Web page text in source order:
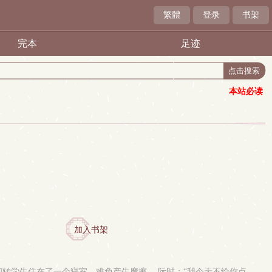
繁體 登录 书架
完本 足迹
本站必读
加入书架